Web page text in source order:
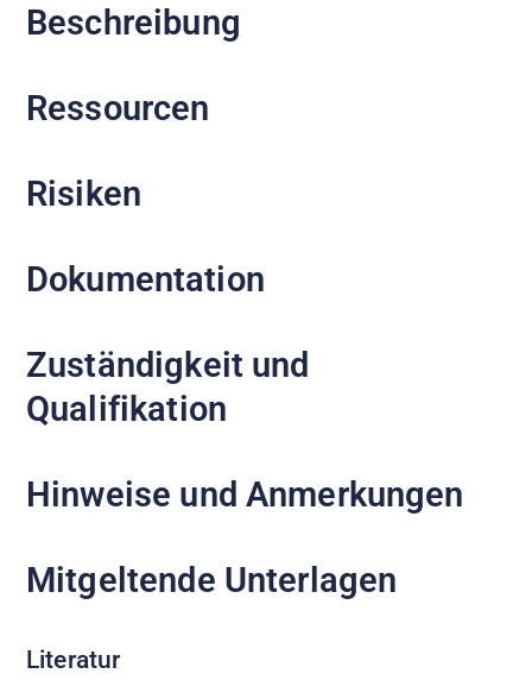
Beschreibung
Ressourcen
Risiken
Dokumentation
Zuständigkeit und
Qualifikation
Hinweise und Anmerkungen
Mitgeltende Unterlagen
Literatur